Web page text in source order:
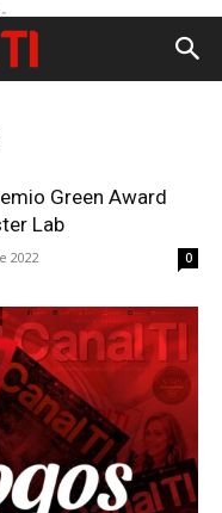
Green Award
Lab
2022 0